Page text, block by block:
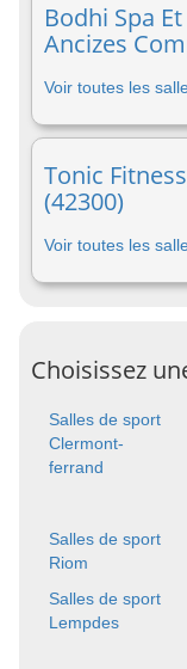
Bodhi Spa
Ancizes
Voir toutes les
Tonic
(42300)
Voir toutes les
Choisissez
Salles de sport
Clermont-
ferrand
Salles de sport
Riom
Salles de sport
Lempdes